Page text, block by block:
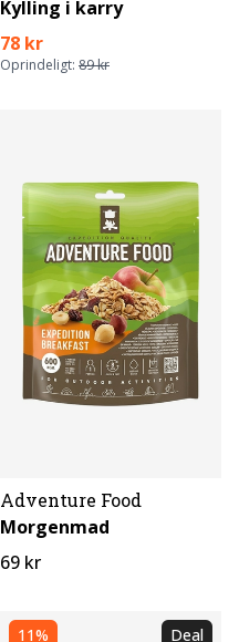
Kylling i karry
78 kr
Oprindeligt: 89 kr
Adventure Food
Morgenmad
69 kr
11% Deal